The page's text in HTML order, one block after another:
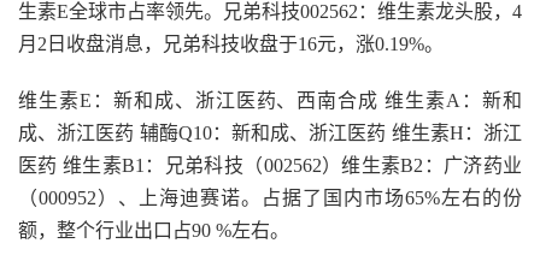
生素E全球市占率领先。兄弟科技002562：维生素龙头股，4
月2日收盘消息，兄弟科技收盘于16元，涨0.19%。
维生素E：新和成、浙江医药、西南合成 维生素A：新和
成、浙江医药 辅酶Q10：新和成、浙江医药 维生素H：浙江
医药 维生素B1：兄弟科技（002562）维生素B2：广济药业
（000952）、上海迪赛诺。占据了国内市场65%左右的份
额，整个行业出口占90 %左右。